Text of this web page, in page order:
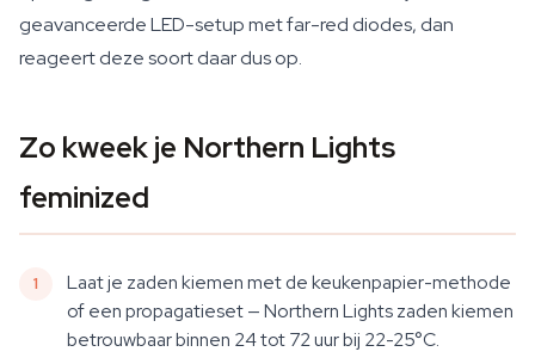
geavanceerde LED-setup met far-red diodes, dan
reageert deze soort daar dus op.
Zo kweek je Northern Lights
feminized
Laat je zaden kiemen met de keukenpapier-methode
of een propagatieset — Northern Lights zaden kiemen
betrouwbaar binnen 24 tot 72 uur bij 22-25°C.